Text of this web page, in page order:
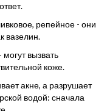
репейное - они
вазелин.
вызвать
коже.
акне, а разрушает
водой: сначала